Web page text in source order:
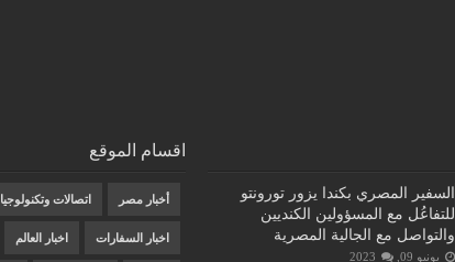
السفير المصري بكندا يزور تورونتو
للتفاعُل مع المسؤولين الكنديين
والتواصل مع الجالية المصرية
يونيو 09, 2023
اقسام الموقع
أخبار مصر اتصالات وتكنولوجيا
اخبار السفارات اخبار العالم